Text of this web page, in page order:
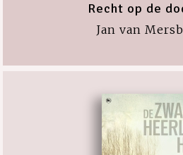
Recht op de
Jan van